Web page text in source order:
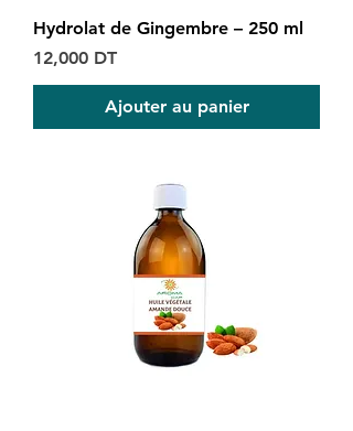
Hydrolat de Gingembre – 250 ml
Prix
12,000 DT
Ajouter au panier